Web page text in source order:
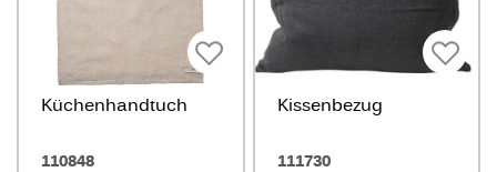
Küchenhandtuch
110848
Kissenbezug
111730